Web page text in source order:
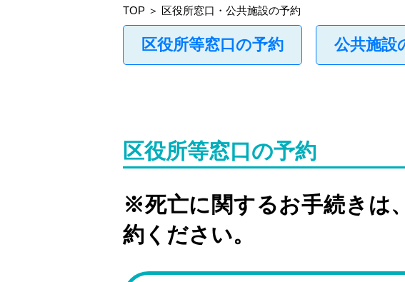
TOP ＞ 区役所窓口・公共施設の予約
区役所等窓口の予約 公共施設
区役所等窓口の予約
※死亡に関するお手続きは
約ください。